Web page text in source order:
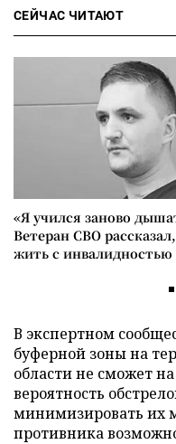
СЕЙЧАС ЧИТАЮТ
«Я учился заново
Ветеран СВО
жить с инвалидностью
В экспертном
буферной зоны на
области не сможет
вероятность
минимизировать их
противника